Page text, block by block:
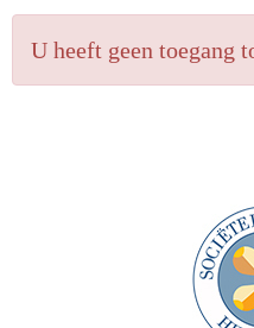
U heeft geen toegang